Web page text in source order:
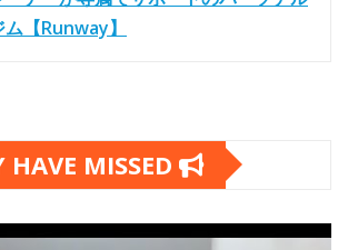
【Runway】
MISSED